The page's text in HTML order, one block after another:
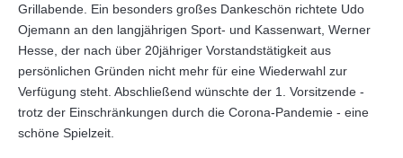
Grillabende. Ein besonders großes Dankeschön richtete Udo
Ojemann an den langjährigen Sport- und Kassenwart, Werner
Hesse, der nach über 20jähriger Vorstandstätigkeit aus
persönlichen Gründen nicht mehr für eine Wiederwahl zur
Verfügung steht. Abschließend wünschte der 1. Vorsitzende -
trotz der Einschränkungen durch die Corona-Pandemie - eine
schöne Spielzeit.